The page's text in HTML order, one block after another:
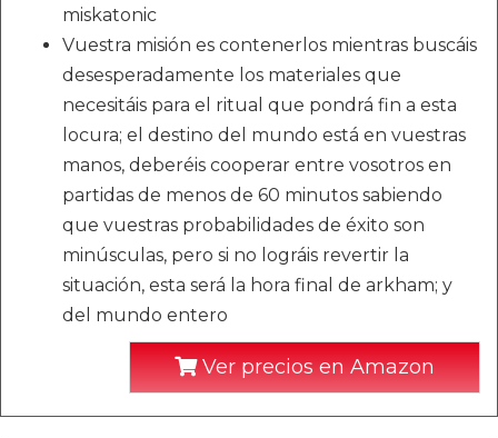
miskatonic
Vuestra misión es contenerlos mientras buscáis
desesperadamente los materiales que
necesitáis para el ritual que pondrá fin a esta
locura; el destino del mundo está en vuestras
manos, deberéis cooperar entre vosotros en
partidas de menos de 60 minutos sabiendo
que vuestras probabilidades de éxito son
minúsculas, pero si no lográis revertir la
situación, esta será la hora final de arkham; y
del mundo entero
Ver precios en Amazon